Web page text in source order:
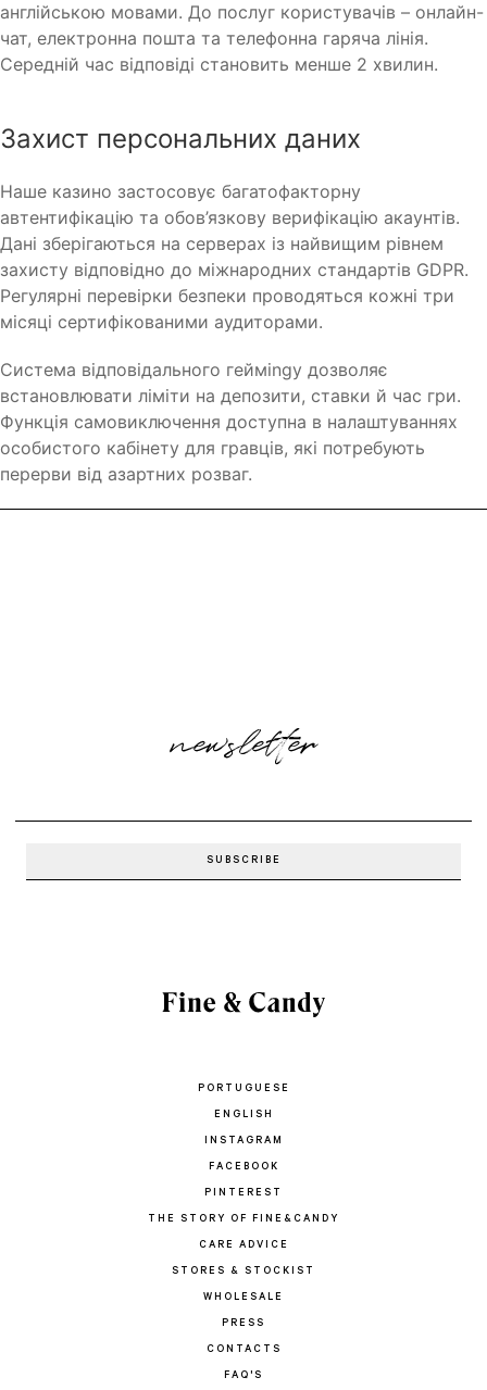
англійською мовами. До послуг користувачів – онлайн-
чат, електронна пошта та телефонна гаряча лінія.
Середній час відповіді становить менше 2 хвилин.
Захист персональних даних
Наше казино застосовує багатофакторну
автентифікацію та обов’язкову верифікацію акаунтів.
Дані зберігаються на серверах із найвищим рівнем
захисту відповідно до міжнародних стандартів GDPR.
Регулярні перевірки безпеки проводяться кожні три
місяці сертифікованими аудиторами.
Система відповідального гейміngу дозволяє
встановлювати ліміти на депозити, ставки й час гри.
Функція самовиключення доступна в налаштуваннях
особистого кабінету для гравців, які потребують
перерви від азартних розваг.
newsletter
PORTUGUESE
ENGLISH
INSTAGRAM
FACEBOOK
PINTEREST
THE STORY OF FINE&CANDY
CARE ADVICE
STORES & STOCKIST
WHOLESALE
PRESS
CONTACTS
FAQ'S